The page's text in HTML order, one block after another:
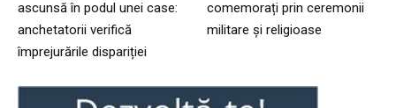
ascunsă în podul unei case:
anchetatorii verifică
împrejurările dispariției
comemorați prin ceremonii
militare și religioase